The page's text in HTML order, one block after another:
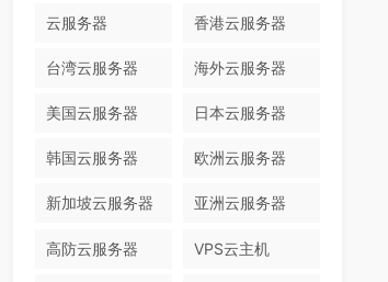
云服务器 香港云服务器
台湾云服务器 海外云服务器
美国云服务器 日本云服务器
韩国云服务器 欧洲云服务器
新加坡云服务器 亚洲云服务器
高防云服务器 VPS云主机